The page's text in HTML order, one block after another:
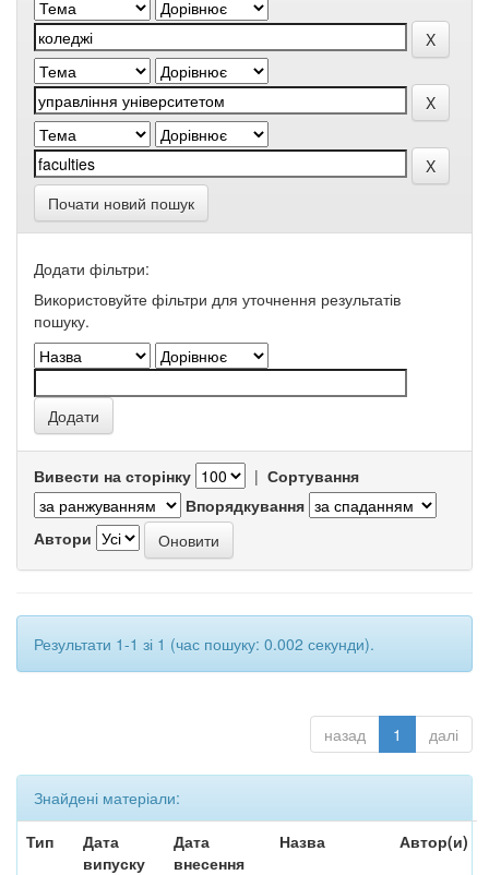
Почати новий пошук
Додати фільтри:
Використовуйте фільтри для уточнення результатів
пошуку.
Вивести на сторінку | Сортування
Впорядкування
Автори
Результати 1-1 зі 1 (час пошуку: 0.002 секунди).
назад 1 далі
Знайдені матеріали:
Тип
Дата
випуску
Дата
внесення
Назва Автор(и)